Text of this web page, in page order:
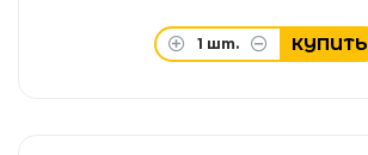
1 шт. КУПИТЬ